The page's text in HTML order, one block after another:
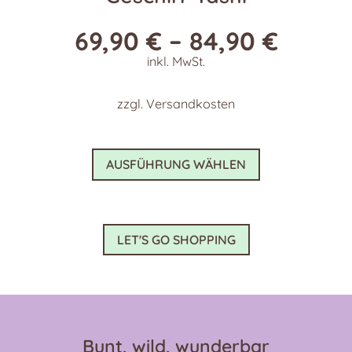
69,90€ – 84,90€
inkl. MwSt.
zzgl. Versandkosten
AUSFÜHRUNG WÄHLEN
Dieses
weist
LET'S GO SHOPPING
Bunt, wild, wunderbar